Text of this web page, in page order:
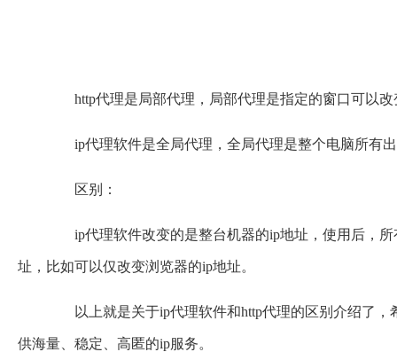
http代理是局部代理，局部代理是指定的窗口可以改
ip代理软件是全局代理，全局代理是整个电脑所有出
区别：
ip代理软件改变的是整台机器的ip地址，使用后，所
址，比如可以仅改变浏览器的ip地址。
以上就是关于ip代理软件和http代理的区别介绍了，
供海量、稳定、高匿的ip服务。